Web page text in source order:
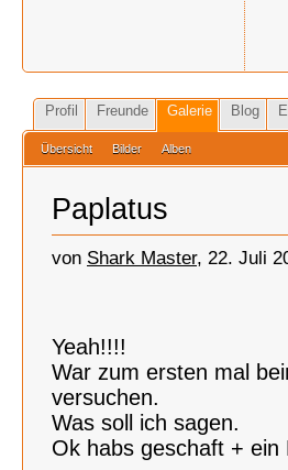
Profil Freunde Galerie Blog
Übersicht Bilder Alben
Paplatus
von Shark Master, 22. Juli
Yeah!!!!
War zum ersten mal
versuchen.
Was soll ich sagen.
Ok habs geschaft + ein